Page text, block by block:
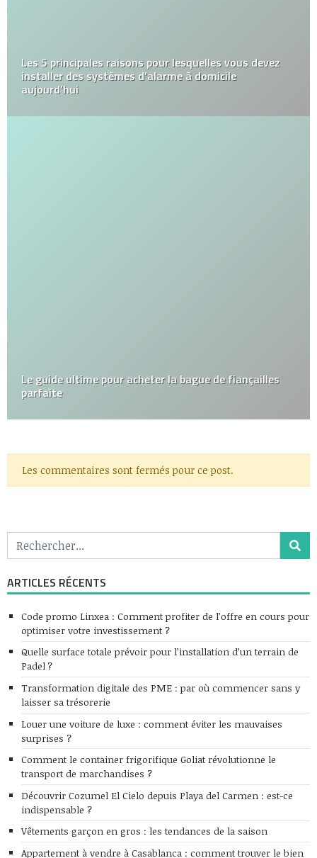
Les 5 principales raisons pour lesquelles vous devez
installer des systèmes d’alarme à domicile
aujourd’hui
Le guide ultime pour acheter la bague de fiançailles
parfaite
Les commentaires sont fermés pour ce post.
ARTICLES RÉCENTS
Code promo Linxea : Comment profiter de l’offre en cours pour
optimiser votre investissement ?
Quelle surface totale prévoir pour l’installation d’un terrain de
Padel ?
Transformation digitale des PME : par où commencer sans y
laisser sa trésorerie
Louer une voiture de luxe : comment éviter les mauvaises
surprises ?
Comment le container frigorifique Goliat révolutionne le
transport de marchandises ?
Découvrir Cozumel El Cielo depuis Playa del Carmen : est-ce
indispensable ?
Vêtements garçon en gros : les tendances de la saison
Appartement à vendre à Casablanca : comment trouver le bien